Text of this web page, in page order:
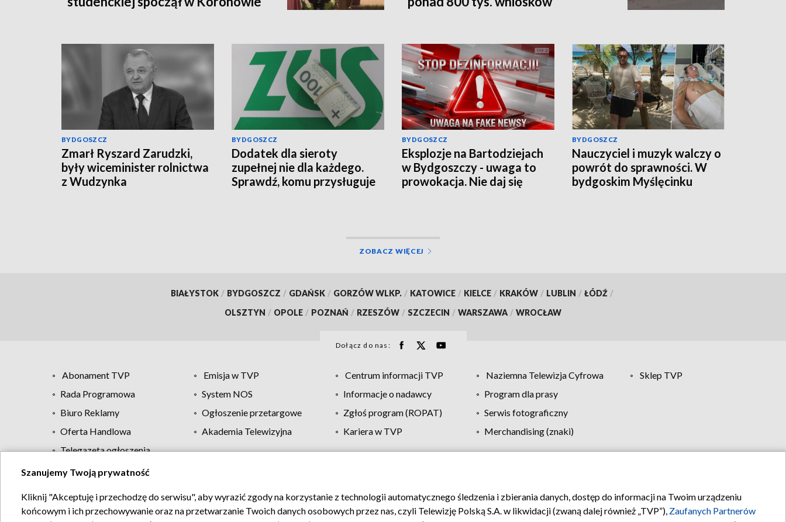
BYDGOSZCZ
Zmarł Ryszard Zarudzki,
były wiceminister rolnictwa
z Wudzynka
BYDGOSZCZ
Dodatek dla sieroty
zupełnej nie dla każdego.
Sprawdź, komu przysługuje
BYDGOSZCZ
Eksplozje na Bartodziejach
w Bydgoszczy - uwaga to
prowokacja. Nie daj się
BYDGOSZCZ
Nauczyciel i muzyk walczy o
powrót do sprawności. W
bydgoskim Myślęcinku
ZOBACZ WIĘCEJ
BIAŁYSTOK / BYDGOSZCZ / GDAŃSK / GORZÓW WLKP. / KATOWICE / KIELCE / KRAKÓW / LUBLIN / ŁÓDŹ /
OLSZTYN / OPOLE / POZNAŃ / RZESZÓW / SZCZECIN / WARSZAWA / WROCŁAW
Dołącz do nas:
Abonament TVP Emisja w TVP Centrum informacji TVP Naziemna Telewizja Cyfrowa
Sklep TVP
Rada Programowa
System NOS Informacje o nadawcy
Program dla prasy
Biuro Reklamy
Ogłoszenie przetargowe Zgłoś program (ROPAT)
Serwis fotograficzny
Oferta Handlowa
Akademia Telewizyjna Kariera w TVP
Merchandising (znaki)
Telegazeta ogłoszenia
Regulamin TVP Polityka prywatności Moje zgody Pomoc Biuro reklamy Kontakt
Szanujemy Twoją prywatność
Kliknij "Akceptuję i przechodzę do serwisu", aby wyrazić zgody na korzystanie z technologii automatycznego śledzenia i zbierania danych, dostęp do informacji na Twoim urządzeniu
końcowym i ich przechowywanie oraz na przetwarzanie Twoich danych osobowych przez nas, czyli Telewizję Polską S.A. w likwidacji (zwaną dalej również „TVP”), Zaufanych Partnerów